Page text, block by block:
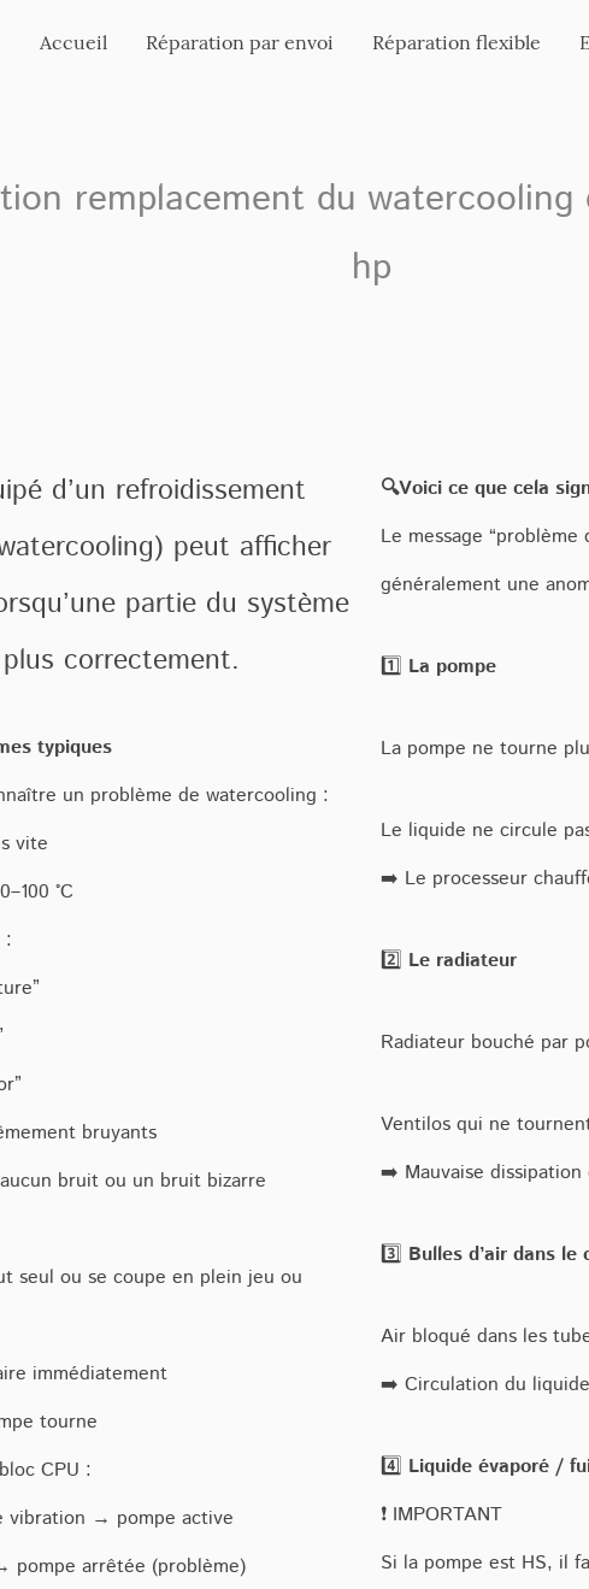
Accueil Réparation par envoi Réparation flexible
remplacement du watercooling
hp
d’un refroidissement
peut afficher
partie du système
correctement.
typiques
un problème de watercooling :
vite
°C
:
bruyants
bruit ou un bruit bizarre
seul ou se coupe en plein jeu ou
immédiatement
tourne
CPU :
vibration → pompe active
pompe arrêtée (problème)
🔍Voici ce que cela
Le message
généralement une
1️⃣ La pompe
La pompe ne tourne
Le liquide ne circule
➡️ Le processeur
2️⃣ Le radiateur
Radiateur bouché par
Ventilos qui ne
➡️ Mauvaise dissipation
3️⃣ Bulles d’air dans le
Air bloqué dans les
➡️ Circulation du
4️⃣ Liquide évaporé /
❗ IMPORTANT
Si la pompe est HS, il